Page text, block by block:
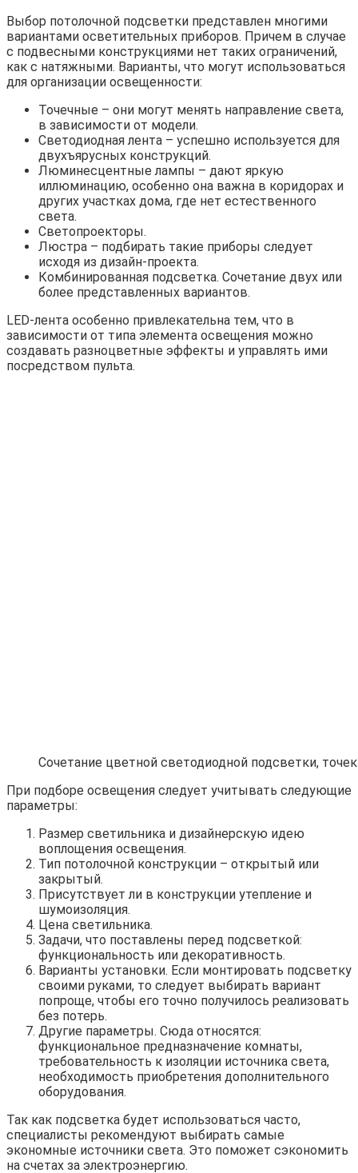
Выбор потолочной подсветки представлен многими
вариантами осветительных приборов. Причем в случае
с подвесными конструкциями нет таких ограничений,
как с натяжными. Варианты, что могут использоваться
для организации освещенности:
Точечные – они могут менять направление света,
в зависимости от модели.
Светодиодная лента – успешно используется для
двухъярусных конструкций.
Люминесцентные лампы – дают яркую
иллюминацию, особенно она важна в коридорах и
других участках дома, где нет естественного
света.
Светопроекторы.
Люстра – подбирать такие приборы следует
исходя из дизайн-проекта.
Комбинированная подсветка. Сочетание двух или
более представленных вариантов.
LED-лента особенно привлекательна тем, что в
зависимости от типа элемента освещения можно
создавать разноцветные эффекты и управлять ими
посредством пульта.
Сочетание цветной светодиодной подсветки,
При подборе освещения следует учитывать следующие
параметры:
Размер светильника и дизайнерскую идею
воплощения освещения.
Тип потолочной конструкции – открытый или
закрытый.
Присутствует ли в конструкции утепление и
шумоизоляция.
Цена светильника.
Задачи, что поставлены перед подсветкой:
функциональность или декоративность.
Варианты установки. Если монтировать подсветку
своими руками, то следует выбирать вариант
попроще, чтобы его точно получилось реализовать
без потерь.
Другие параметры. Сюда относятся:
функциональное предназначение комнаты,
требовательность к изоляции источника света,
необходимость приобретения дополнительного
оборудования.
Так как подсветка будет использоваться часто,
специалисты рекомендуют выбирать самые
экономные источники света. Это поможет сэкономить
на счетах за электроэнергию.